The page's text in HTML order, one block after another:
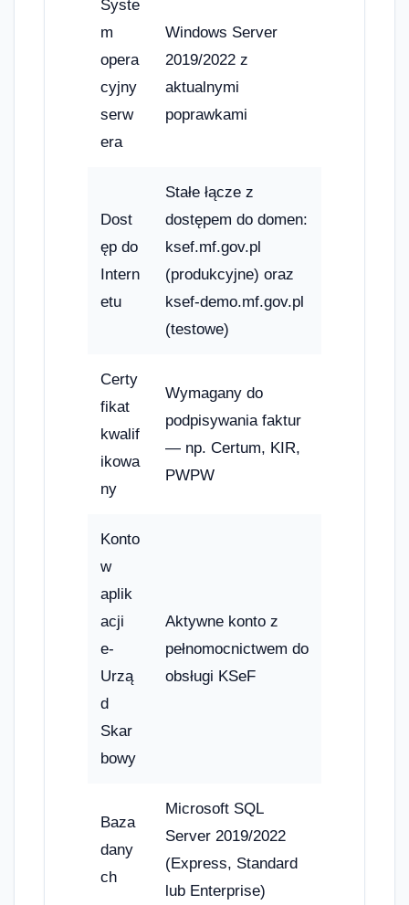
Syste
m
opera
cyjny
serw
era
Windows Server
2019/2022 z
aktualnymi
poprawkami
Dost
ęp do
Intern
etu
Stałe łącze z
dostępem do domen:
ksef.mf.gov.pl
(produkcyjne) oraz
ksef-demo.mf.gov.pl
(testowe)
Certy
fikat
kwalif
ikowa
ny
Wymagany do
podpisywania faktur
— np. Certum, KIR,
PWPW
Konto
w
aplik
acji
e-
Urzą
d
Skar
bowy
Aktywne konto z
pełnomocnictwem do
obsługi KSeF
Baza
dany
ch
Microsoft SQL
Server 2019/2022
(Express, Standard
lub Enterprise)